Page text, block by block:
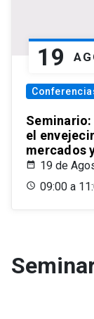
19
Seminario:
el
mercados
19 de
09:00 a